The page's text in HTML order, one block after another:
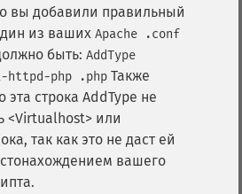
вы добавили правильный
из ваших Apache .conf
быть: AddType
php .php Также
эта строка AddType не
<Virtualhost> или
так как это не даст ей
вашего